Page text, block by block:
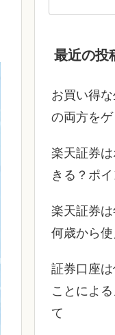
最近の投
お買い得
の両方をゲ
楽天証券
きる？ポ
楽天証券
何歳から使
証券口座
ことによ
て